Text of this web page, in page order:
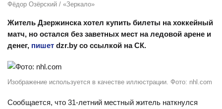
Фёдор Озёрский / «Зеркало»
Житель Дзержинска хотел купить билеты на хоккейный
матч, но остался без заветных мест на ледовой арене и
денег, пишет dzr.by со ссылкой на СК.
Изображение используется в качестве иллюстрации. Фото: nhl.com
Сообщается, что 31-летний местный житель наткнулся